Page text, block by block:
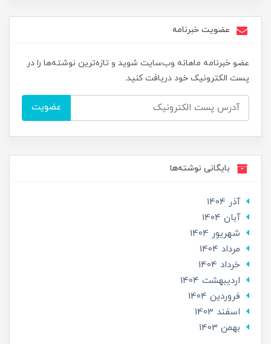
عضویت خبرنامه
عضو خبرنامه ماهانه وب‌سایت شوید و تازه‌ترین نوشته‌ها را در
پست الکترونیک خود دریافت کنید.
عضویت
بایگانی نوشته‌ها
آذر 1404
آبان 1404
شهریور 1404
مرداد 1404
خرداد 1404
ارديبهشت 1404
فروردین 1404
اسفند 1403
بهمن 1403